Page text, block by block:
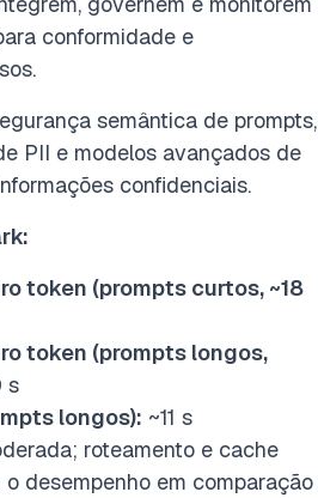
conformidade e
semântica de prompts,
PII e modelos avançados de
confidenciais.
token (prompts curtos, ~18
token (prompts longos,
s
longos): ~11 s
roteamento e cache
desempenho em comparação